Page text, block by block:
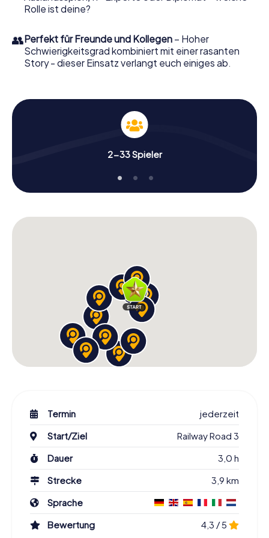
Rolle ist deine?
👥Perfekt für Freunde und Kollegen – Hoher
Schwierigkeitsgrad kombiniert mit einer rasanten
Story - dieser Einsatz verlangt euch einiges ab.
2-33 Spieler
Termin
jederzeit
Start/Ziel
Railway Road 3
Dauer
3,0 h
Strecke
3,9 km
Sprache
Bewertung
4,3 / 5